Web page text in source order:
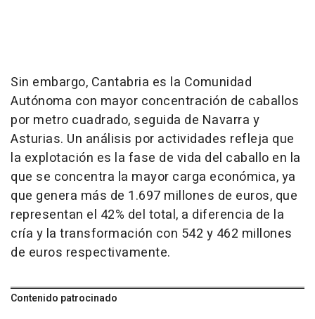
Sin embargo, Cantabria es la Comunidad
Autónoma con mayor concentración de caballos
por metro cuadrado, seguida de Navarra y
Asturias. Un análisis por actividades refleja que
la explotación es la fase de vida del caballo en la
que se concentra la mayor carga económica, ya
que genera más de 1.697 millones de euros, que
representan el 42% del total, a diferencia de la
cría y la transformación con 542 y 462 millones
de euros respectivamente.
Contenido patrocinado